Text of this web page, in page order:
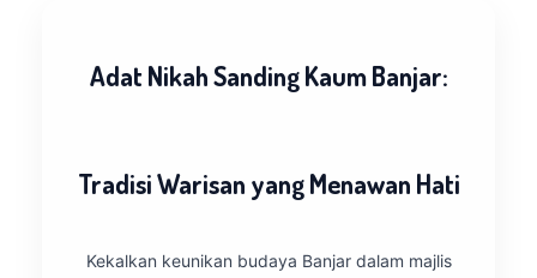
Adat Nikah Sanding Kaum Banjar:
Tradisi Warisan yang Menawan Hati
Kekalkan keunikan budaya Banjar dalam majlis